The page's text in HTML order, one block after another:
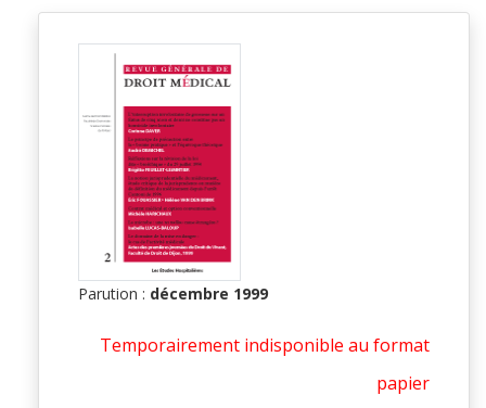
Parution : décembre 1999
Temporairement indisponible au format
papier